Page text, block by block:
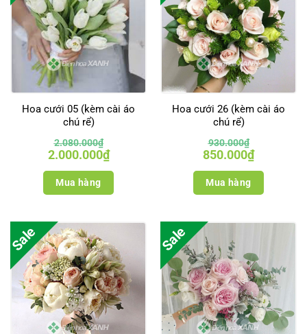
Hoa cưới 05 (kèm cài áo
chú rể)
2.080.000₫
Giá
gốc
là:
2.080.000₫.
2.000.000₫Giá
hiện
tại
Mua hàng
Hoa cưới 26 (kèm cài áo
chú rể)
930.000₫
Giá
gốc
là:
930.000₫.
850.000₫Giá
hiện
tại
Mua hàng
Sale Sale